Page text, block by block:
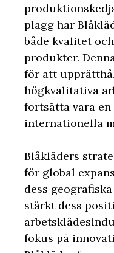
plagg har
både kvalitet
produkter.
för att
högkvalitativa
fortsätta vara
internationella
Blåkläders
för global
dess
stärkt dess
fokus på